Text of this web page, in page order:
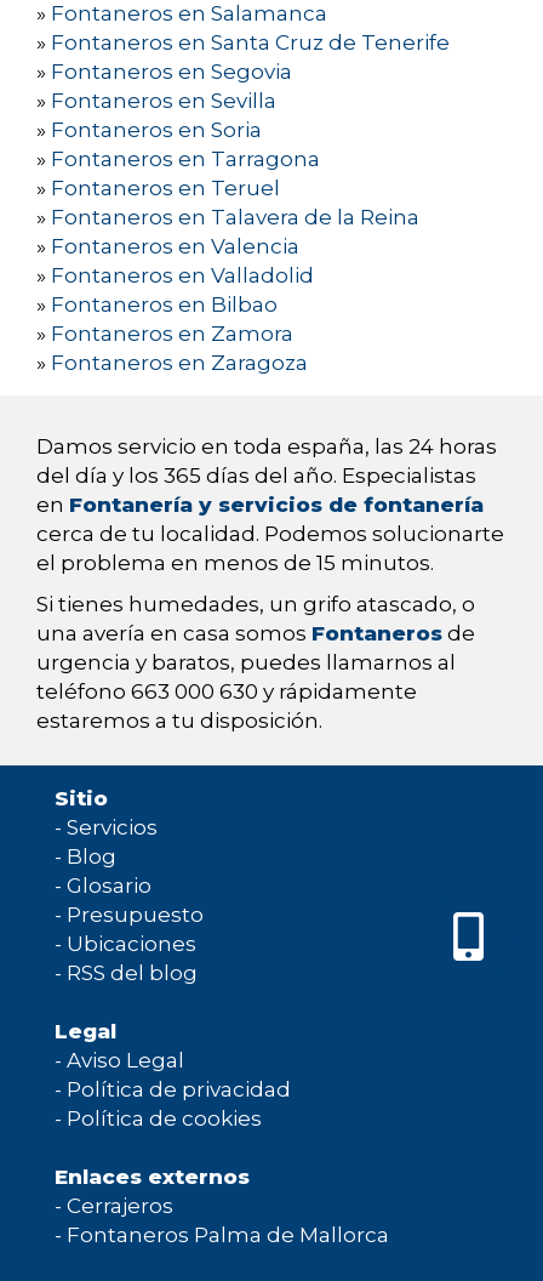
» Fontaneros en Salamanca
» Fontaneros en Santa Cruz de Tenerife
» Fontaneros en Segovia
» Fontaneros en Sevilla
» Fontaneros en Soria
» Fontaneros en Tarragona
» Fontaneros en Teruel
» Fontaneros en Talavera de la Reina
» Fontaneros en Valencia
» Fontaneros en Valladolid
» Fontaneros en Bilbao
» Fontaneros en Zamora
» Fontaneros en Zaragoza
Damos servicio en toda españa, las 24 horas
del día y los 365 días del año. Especialistas
en Fontanería y servicios de fontanería
cerca de tu localidad. Podemos solucionarte
el problema en menos de 15 minutos.
Si tienes humedades, un grifo atascado, o
una avería en casa somos Fontaneros de
urgencia y baratos, puedes llamarnos al
teléfono 663 000 630 y rápidamente
estaremos a tu disposición.
Sitio
- Servicios
- Blog
- Glosario
- Presupuesto
- Ubicaciones
- RSS del blog
Legal
- Aviso Legal
- Política de privacidad
- Política de cookies
Enlaces externos
- Cerrajeros
- Fontaneros Palma de Mallorca